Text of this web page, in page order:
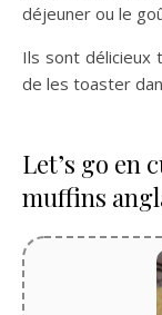
déjeuner ou le
Ils sont délicieux
de les toaster
Let’s go en
muffins